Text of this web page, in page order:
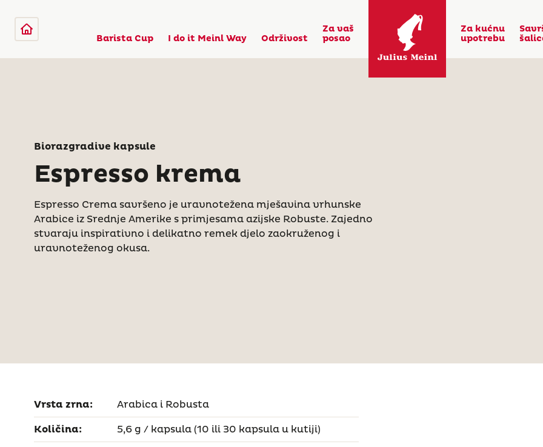
Barista Cup I do it Meinl Way Održivost
Za vaš
posao
Za kućnu
upotrebu
Biorazgradive kapsule
Espresso krema
Espresso Crema savršeno je uravnotežena mješavina vrhunske
Arabice iz Srednje Amerike s primjesama azijske Robuste. Zajedno
stvaraju inspirativno i delikatno remek djelo zaokruženog i
uravnoteženog okusa.
Vrsta zrna: Arabica i Robusta
Količina: 5,6 g / kapsula (10 ili 30 kapsula u kutiji)